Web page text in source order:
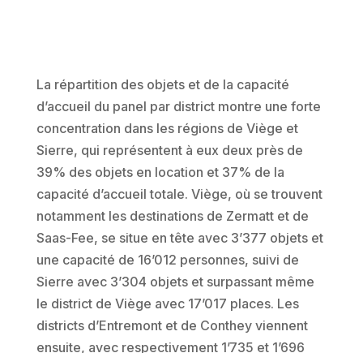
La répartition des objets et de la capacité
d’accueil du panel par district montre une forte
concentration dans les régions de Viège et
Sierre, qui représentent à eux deux près de
39% des objets en location et 37% de la
capacité d’accueil totale. Viège, où se trouvent
notamment les destinations de Zermatt et de
Saas-Fee, se situe en tête avec 3’377 objets et
une capacité de 16’012 personnes, suivi de
Sierre avec 3’304 objets et surpassant même
le district de Viège avec 17’017 places. Les
districts d’Entremont et de Conthey viennent
ensuite, avec respectivement 1’735 et 1’696